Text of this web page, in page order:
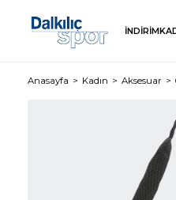
İNDİRİM
Anasayfa Kadın Aksesuar